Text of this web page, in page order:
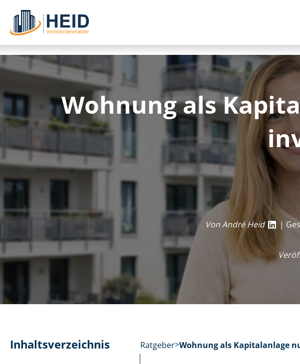
Wohnung als
Von André Heid |
In­halts­ver­zeich­nis Ratgeber Wohnung als Kapitalanlage